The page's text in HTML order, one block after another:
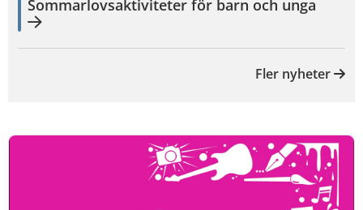
Sommarlovsaktiviteter för barn och unga
Fler nyheter